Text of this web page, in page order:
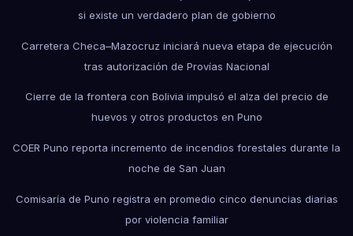
si existe un verdadero plan de gobierno
Carretera Checa–Mazocruz iniciará nueva etapa de ejecución
tras autorización de Provías Nacional
Cierre de la frontera con Bolivia impulsó el alza del precio de
huevos y otros productos en Puno
COER Puno reporta incremento de incendios forestales durante la
noche de San Juan
Comisaría de Puno registra en promedio cinco denuncias diarias
por violencia familiar